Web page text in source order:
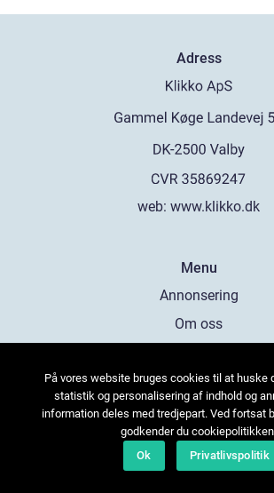
Adress
web: www.klikko.dk
Menu
Annonsering
Om oss
Kontakta oss
Sitemap
På vores website bruges cookies til at huske
statistik og personalisering af indhold og
information deles med tredjepart. Ved fortsat
godkender du
Ok
Privatlivspolitik